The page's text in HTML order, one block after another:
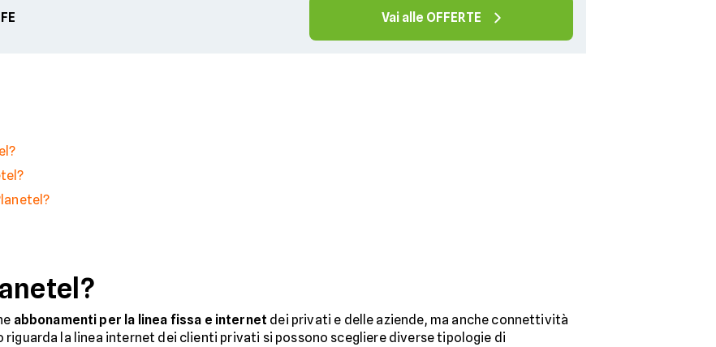
Vai alle OFFERTE
abbonamenti per la linea fissa e internet dei privati e delle aziende, ma anche connettività
riguarda la linea internet dei clienti privati si possono scegliere diverse tipologie di